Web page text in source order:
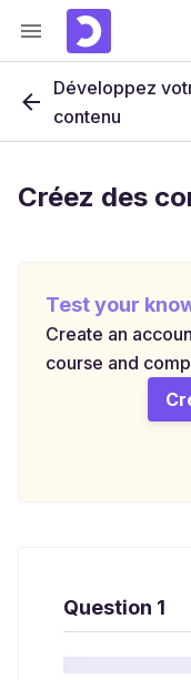
Développez
contenu
Créez des
Test your
Create an
course and
Question 1